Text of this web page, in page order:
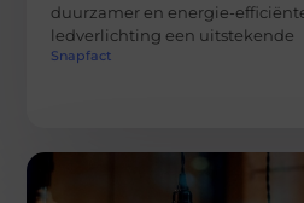
duurzamer en energie-
ledverlichting een uitstekende
Snapfact